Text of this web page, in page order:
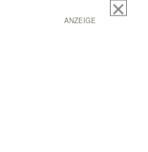
ANZEIGE